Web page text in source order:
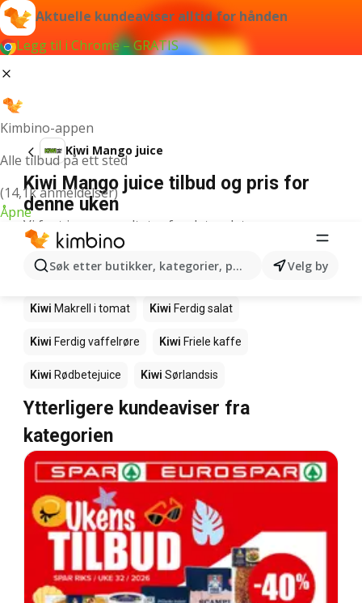
Aktuelle kundeaviser alltid for hånden
Legg til i Chrome – GRATIS
Kimbino-appen
Alle tilbud på ett sted
(14,1k anmeldelser)
Åpne
Søk etter butikker, kategorier, produkter...Velg by
Kiwi Mango juice
Kiwi Mango juice tilbud og pris for
denne uken
Vi fant ingen resultater for det ordet.
Andre produkter i butikkene Kiwi
Kiwi Fårikålkjøtt
Kiwi Makrell i tomat Kiwi Ferdig salat
Kiwi Ferdig vaffelrøre Kiwi Friele kaffe
Kiwi Rødbetejuice Kiwi Sørlandsis
Ytterligere kundeaviser fra
kategorien